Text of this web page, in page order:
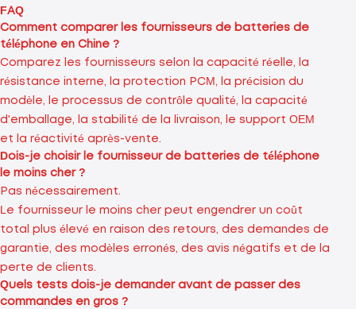
FAQ
Comment comparer les fournisseurs de batteries de
téléphone en Chine ?
Comparez les fournisseurs selon la capacité réelle, la
résistance interne, la protection PCM, la précision du
modèle, le processus de contrôle qualité, la capacité
d'emballage, la stabilité de la livraison, le support OEM
et la réactivité après-vente.
Dois-je choisir le fournisseur de batteries de téléphone
le moins cher ?
Pas nécessairement.
Le fournisseur le moins cher peut engendrer un coût
total plus élevé en raison des retours, des demandes de
garantie, des modèles erronés, des avis négatifs et de la
perte de clients.
Quels tests dois-je demander avant de passer des
commandes en gros ?